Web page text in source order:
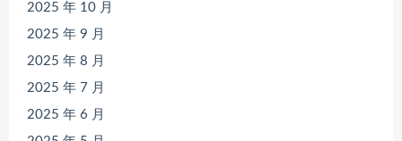
2025 年 10 月
2025 年 9 月
2025 年 8 月
2025 年 7 月
2025 年 6 月